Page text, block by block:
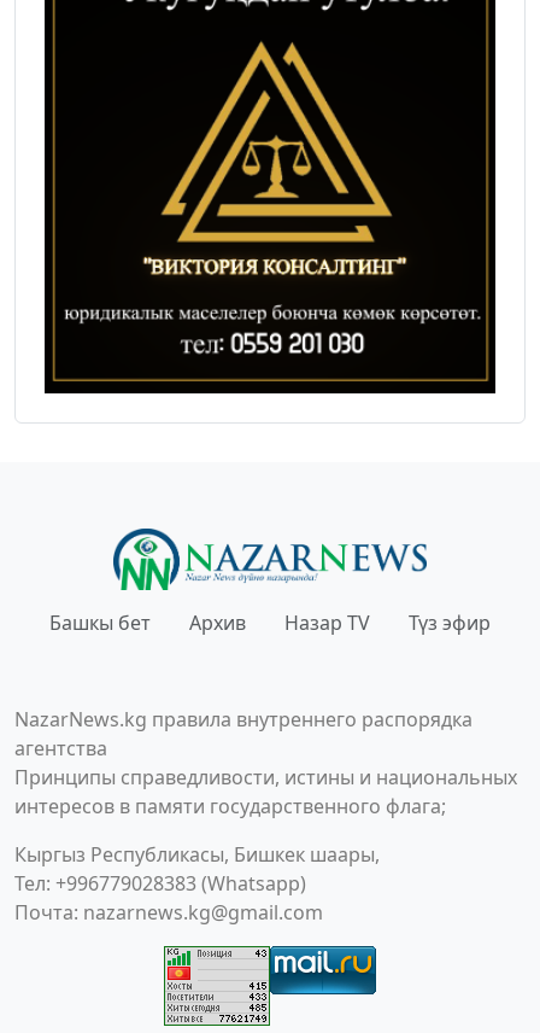
Башкы бет Архив Назар TV Түз эфир
NazarNews.kg правила внутреннего распорядка
агентства
Принципы справедливости, истины и национальных
интересов в памяти государственного флага;
Кыргыз Республикасы, Бишкек шаары,
Тел: +996779028383 (Whatsapp)
Почта: nazarnews.kg@gmail.com